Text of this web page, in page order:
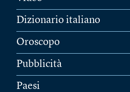
Dizionario italiano
Oroscopo
Pubblicità
Paesi